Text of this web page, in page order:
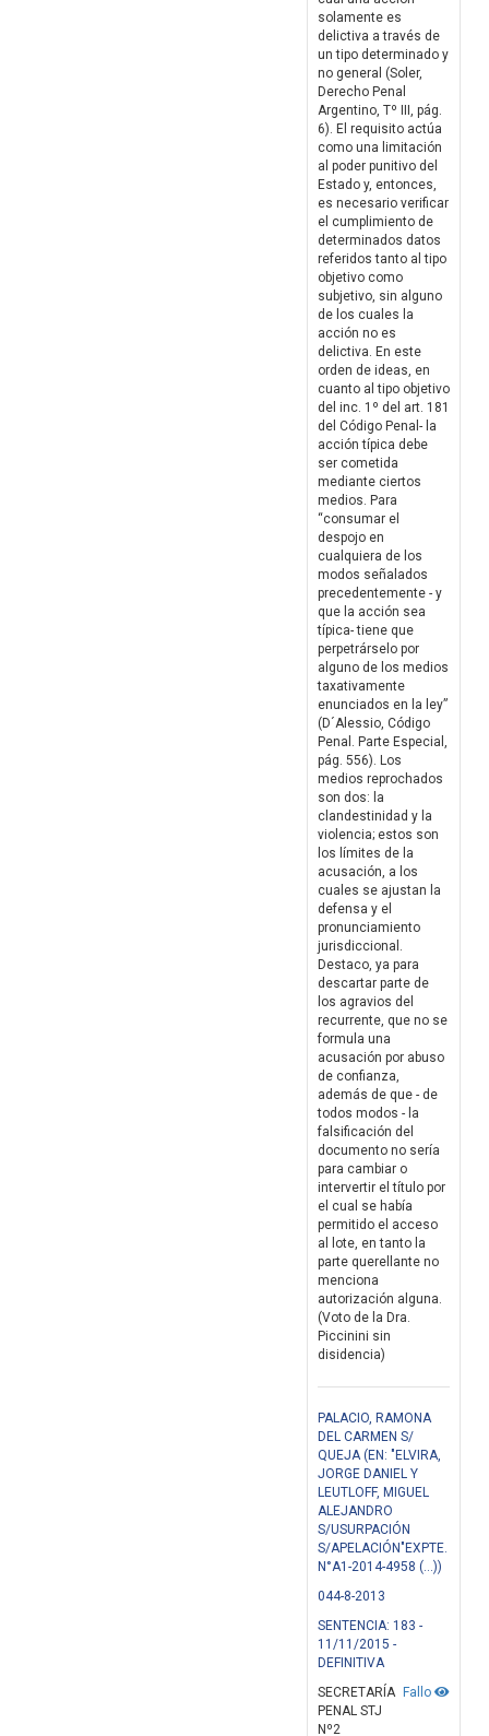
solamente es
delictiva a través de
un tipo determinado y
no general (Soler,
Derecho Penal
Argentino, Tº III, pág.
6). El requisito actúa
como una limitación
al poder punitivo del
Estado y, entonces,
es necesario verificar
el cumplimiento de
determinados datos
referidos tanto al tipo
objetivo como
subjetivo, sin alguno
de los cuales la
acción no es
delictiva. En este
orden de ideas, en
cuanto al tipo objetivo
del inc. 1º del art. 181
del Código Penal- la
acción típica debe
ser cometida
mediante ciertos
medios. Para
“consumar el
despojo en
cualquiera de los
modos señalados
precedentemente - y
que la acción sea
típica- tiene que
perpetrárselo por
alguno de los medios
taxativamente
enunciados en la ley”
(D´Alessio, Código
Penal. Parte Especial,
pág. 556). Los
medios reprochados
son dos: la
clandestinidad y la
violencia; estos son
los límites de la
acusación, a los
cuales se ajustan la
defensa y el
pronunciamiento
jurisdiccional.
Destaco, ya para
descartar parte de
los agravios del
recurrente, que no se
formula una
acusación por abuso
de confianza,
además de que - de
todos modos - la
falsificación del
documento no sería
para cambiar o
intervertir el título por
el cual se había
permitido el acceso
al lote, en tanto la
parte querellante no
menciona
autorización alguna.
(Voto de la Dra.
Piccinini sin
disidencia)
PALACIO, RAMONA
DEL CARMEN S/
QUEJA (EN: "ELVIRA,
JORGE DANIEL Y
LEUTLOFF, MIGUEL
ALEJANDRO
S/USURPACIÓN
S/APELACIÓN"EXPTE.
N°A1-2014-4958 (...))
044-8-2013
SENTENCIA: 183 -
11/11/2015 -
DEFINITIVA
Fallo
SECRETARÍA
PENAL STJ
Nº2